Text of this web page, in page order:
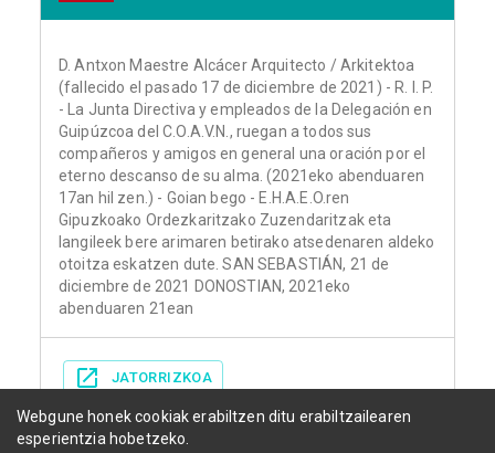
D. Antxon Maestre Alcácer Arquitecto / Arkitektoa
(fallecido el pasado 17 de diciembre de 2021) - R. I. P.
- La Junta Directiva y empleados de la Delegación en
Guipúzcoa del C.O.A.V.N., ruegan a todos sus
compañeros y amigos en general una oración por el
eterno descanso de su alma. (2021eko abenduaren
17an hil zen.) - Goian bego - E.H.A.E.O.ren
Gipuzkoako Ordezkaritzako Zuzendaritzak eta
langileek bere arimaren betirako atsedenaren aldeko
otoitza eskatzen dute. SAN SEBASTIÁN, 21 de
diciembre de 2021 DONOSTIAN, 2021eko
abenduaren 21ean
JATORRIZKOA
Webgune honek cookiak erabiltzen ditu erabiltzailearen
esperientzia hobetzeko.